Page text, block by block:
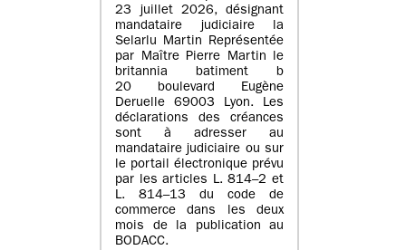
23 juillet 2026, désignant
mandataire judiciaire la
Selarlu Martin Représentée
par Maître Pierre Martin le
britannia batiment b
20 boulevard Eugène
Deruelle 69003 Lyon. Les
déclarations des créances
sont à adresser au
mandataire judiciaire ou sur
le portail électronique prévu
par les articles L. 814–2 et
L. 814–13 du code de
commerce dans les deux
mois de la publication au
BODACC.